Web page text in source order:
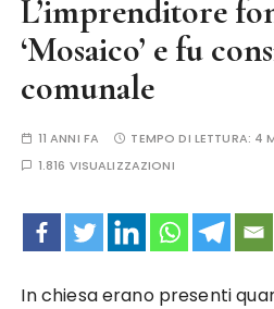
L’imprenditore
‘Mosaico’ e fu
comunale
11 ANNI FA TEMPO DI LETTURA: 4
1.816 VISUALIZZAZIONI
In chiesa erano presenti